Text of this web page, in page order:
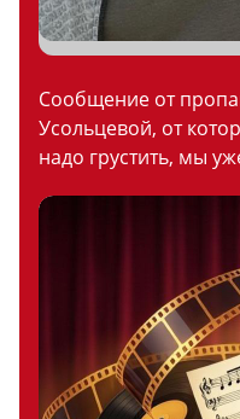
Сообщение от
Усольцевой, от
надо грустить, мы